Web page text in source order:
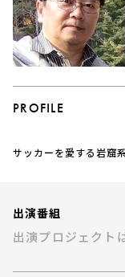
ログイ
トピックス
TBS
お知らせ
イベント・
PROFILE
サッカーを愛する岩窟
出演番組
出演プロジェクト